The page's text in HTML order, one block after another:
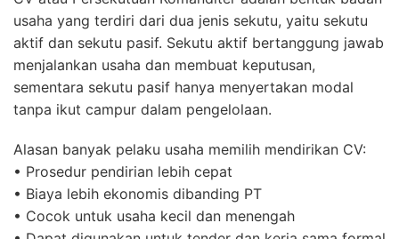
usaha yang terdiri dari dua jenis sekutu, yaitu sekutu
aktif dan sekutu pasif. Sekutu aktif bertanggung jawab
menjalankan usaha dan membuat keputusan,
sementara sekutu pasif hanya menyertakan modal
tanpa ikut campur dalam pengelolaan.
Alasan banyak pelaku usaha memilih mendirikan CV:
• Prosedur pendirian lebih cepat
• Biaya lebih ekonomis dibanding PT
• Cocok untuk usaha kecil dan menengah